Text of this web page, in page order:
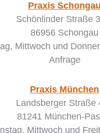
Praxis Schongau
Schönlinder Straße
86956 Schongau
Mittwoch und
Anfrage
Praxis München
Landsberger Straße
81241 München-
Mittwoch und